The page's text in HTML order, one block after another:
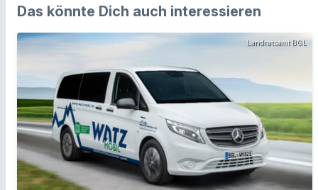
Das könnte Dich auch interessieren
Landratsamt BGL